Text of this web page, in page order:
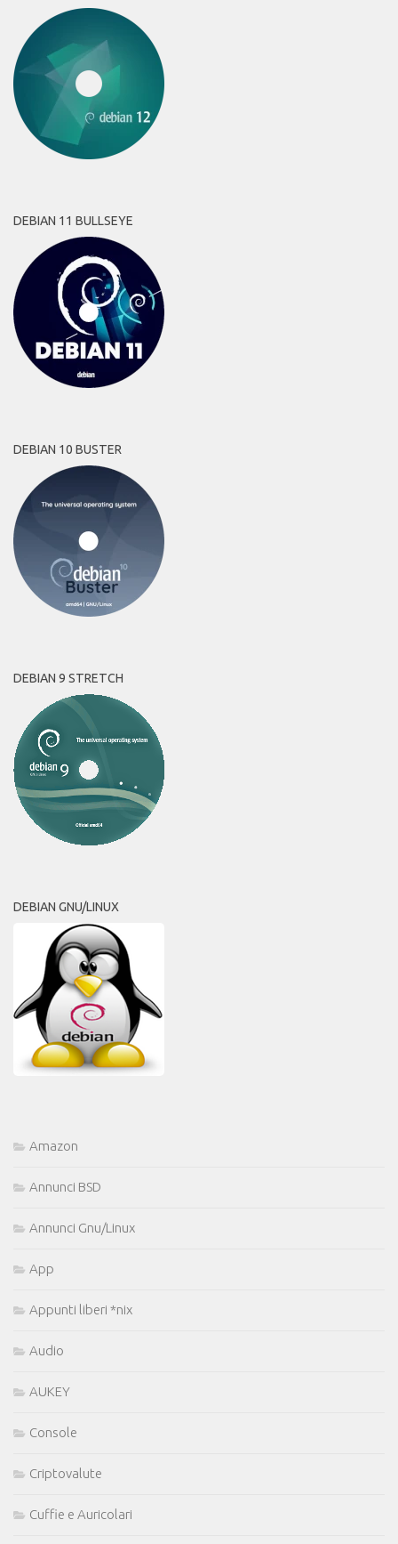
DEBIAN 11 BULLSEYE
DEBIAN 10 BUSTER
DEBIAN 9 STRETCH
DEBIAN GNU/LINUX
Amazon
Annunci BSD
Annunci Gnu/Linux
App
Appunti liberi *nix
Audio
AUKEY
Console
Criptovalute
Cuffie e Auricolari